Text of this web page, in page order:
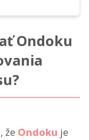
Ondoku
že Ondoku je